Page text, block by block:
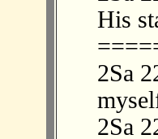
His
2Sa
2Sa